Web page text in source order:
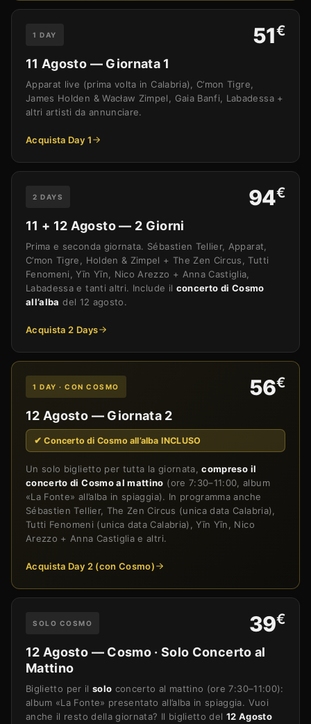
1 DAY 51€
11 Agosto — Giornata 1
Apparat live (prima volta in Calabria), C’mon Tigre,
James Holden & Wacław Zimpel, Gaia Banfi, Labadessa +
altri artisti da annunciare.
Acquista Day 1
2 DAYS 94€
11 + 12 Agosto — 2 Giorni
Prima e seconda giornata. Sébastien Tellier, Apparat,
C’mon Tigre, Holden & Zimpel + The Zen Circus, Tutti
Fenomeni, Yīn Yīn, Nico Arezzo + Anna Castiglia,
Labadessa e tanti altri. Include il concerto di Cosmo
all’alba del 12 agosto.
Acquista 2 Days
1 DAY · CON COSMO 56€
12 Agosto — Giornata 2
✔ Concerto di Cosmo all’alba INCLUSO
Un solo biglietto per tutta la giornata,compreso il
concerto di Cosmo al mattino (ore 7:30–11:00, album
«La Fonte» all’alba in spiaggia). In programma anche
Sébastien Tellier, The Zen Circus (unica data Calabria),
Tutti Fenomeni (unica data Calabria), Yīn Yīn, Nico
Arezzo + Anna Castiglia e altri.
Acquista Day 2 (con Cosmo)
SOLO COSMO 39€
12 Agosto — Cosmo · Solo Concerto al
Mattino
Biglietto per il solo concerto al mattino (ore 7:30–11:00):
album «La Fonte» presentato all’alba in spiaggia. Vuoi
anche il resto della giornata? Il biglietto del 12 Agosto